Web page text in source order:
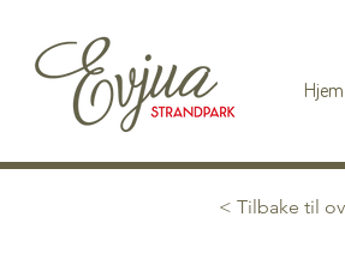
Hjem
< Tilbake til